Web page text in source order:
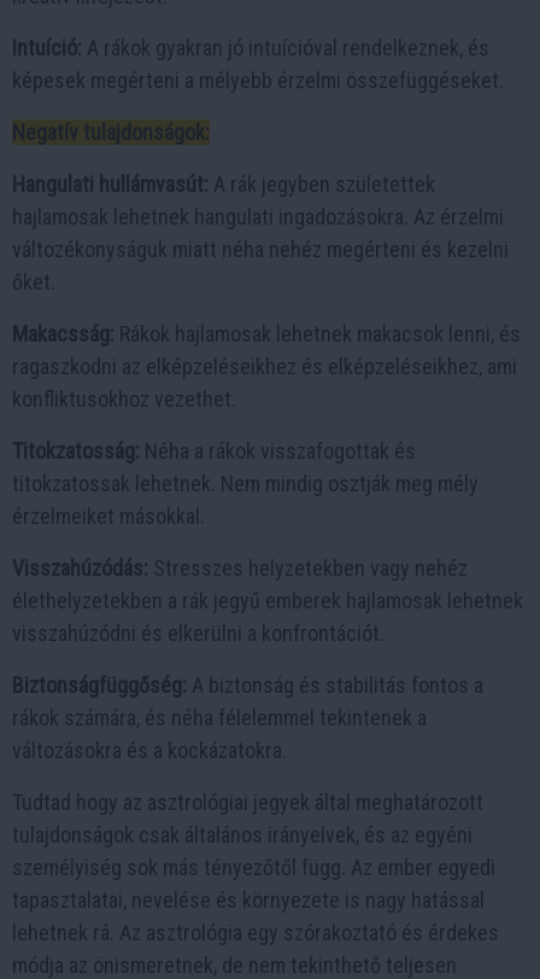
Intuíció: A rákok gyakran jó intuícióval rendelkeznek, és
képesek megérteni a mélyebb érzelmi összefüggéseket.
Negatív tulajdonságok:
Hangulati hullámvasút: A rák jegyben születettek
hajlamosak lehetnek hangulati ingadozásokra. Az érzelmi
változékonyságuk miatt néha nehéz megérteni és kezelni
őket.
Makacsság: Rákok hajlamosak lehetnek makacsok lenni, és
ragaszkodni az elképzeléseikhez és elképzeléseikhez, ami
konfliktusokhoz vezethet.
Titokzatosság: Néha a rákok visszafogottak és
titokzatossak lehetnek. Nem mindig osztják meg mély
érzelmeiket másokkal.
Visszahúzódás: Stresszes helyzetekben vagy nehéz
élethelyzetekben a rák jegyű emberek hajlamosak lehetnek
visszahúzódni és elkerülni a konfrontációt.
Biztonságfüggőség: A biztonság és stabilitás fontos a
rákok számára, és néha félelemmel tekintenek a
változásokra és a kockázatokra.
Tudtad hogy az asztrológiai jegyek által meghatározott
tulajdonságok csak általános irányelvek, és az egyéni
személyiség sok más tényezőtől függ. Az ember egyedi
tapasztalatai, nevelése és környezete is nagy hatással
lehetnek rá. Az asztrológia egy szórakoztató és érdekes
módja az önismeretnek, de nem tekinthető teljesen